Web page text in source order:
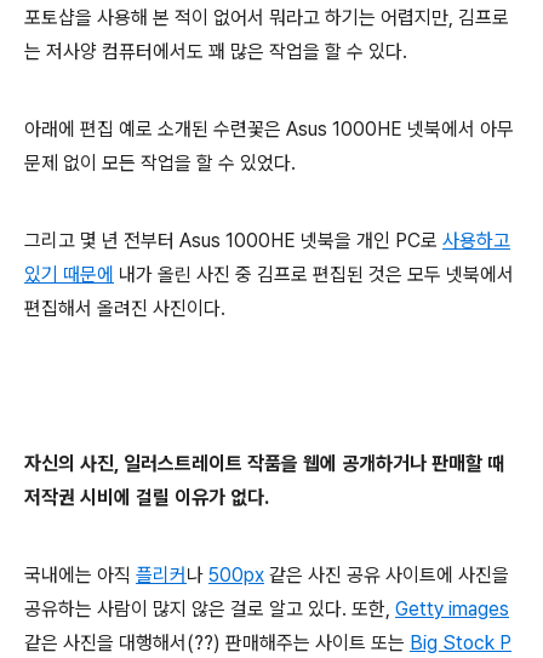
포토샵을 사용해 본 적이 없어서 뭐라고 하기는 어렵지만, 김프로
는 저사양 컴퓨터에서도 꽤 많은 작업을 할 수 있다.
아래에 편집 예로 소개된 수련꽃은 Asus 1000HE 넷북에서 아무
문제 없이 모든 작업을 할 수 있었다.
그리고 몇 년 전부터 Asus 1000HE 넷북을 개인 PC로 사용하고
있기 때문에 내가 올린 사진 중 김프로 편집된 것은 모두 넷북에서
편집해서 올려진 사진이다.
자신의 사진, 일러스트레이트 작품을 웹에 공개하거나 판매할 때
저작권 시비에 걸릴 이유가 없다.
국내에는 아직 플리커나 500px 같은 사진 공유 사이트에 사진을
공유하는 사람이 많지 않은 걸로 알고 있다. 또한, Getty images
같은 사진을 대행해서(??) 판매해주는 사이트 또는 Big Stock P